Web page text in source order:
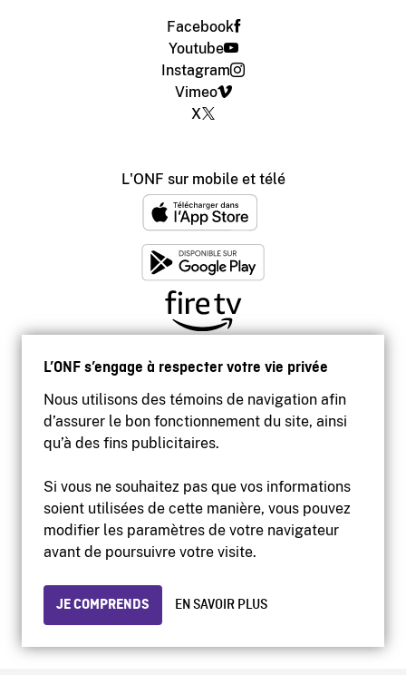
L’ONF s’engage à respecter votre vie privée
Nous utilisons des témoins de navigation afin
d’assurer le bon fonctionnement du site, ainsi
qu’à des fins publicitaires.
Si vous ne souhaitez pas que vos informations
soient utilisées de cette manière, vous pouvez
modifier les paramètres de votre navigateur
avant de poursuivre votre visite.
JE COMPRENDS EN SAVOIR PLUS
Facebook
Youtube
Instagram
Vimeo
X
L'ONF sur mobile et télé
Accessibilité
Site institutionnel
Protection des renseignements personnels
© 2026 Office national du film du Canada